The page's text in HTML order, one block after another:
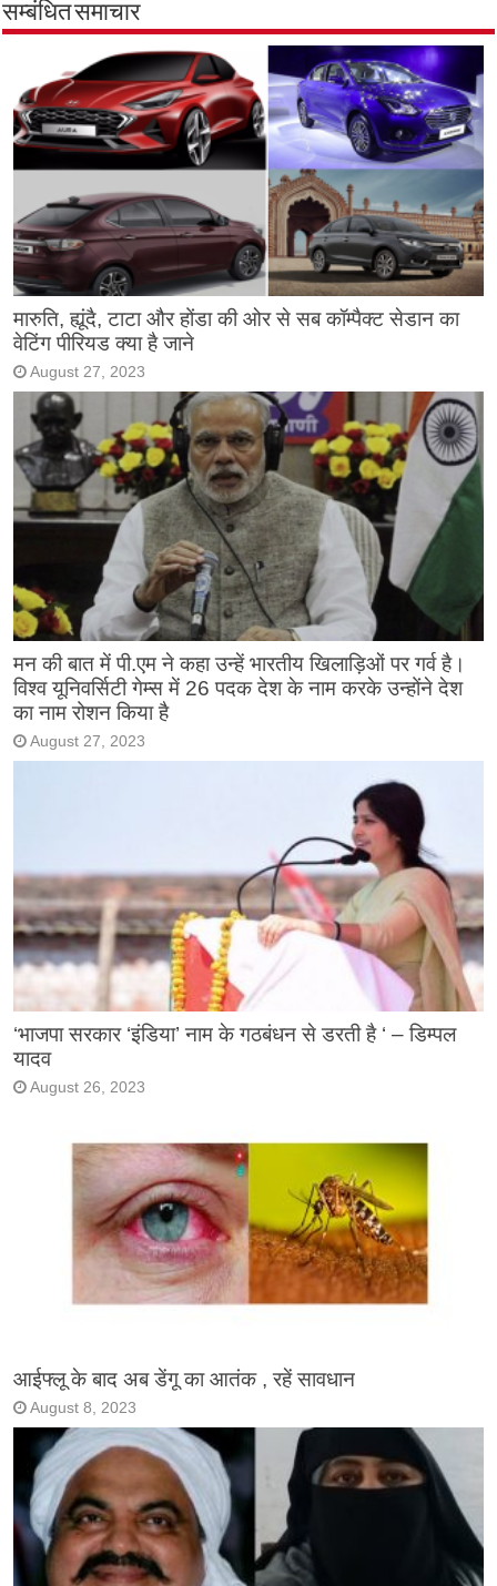
सम्बंधित समाचार
मारुति, ह्यूंदै, टाटा और होंडा की ओर से सब कॉम्पैक्ट सेडान का
वेटिंग पीरियड क्या है जाने
August 27, 2023
मन की बात में पी.एम ने कहा उन्हें भारतीय खिलाड़िओं पर गर्व है।
विश्व यूनिवर्सिटी गेम्स में 26 पदक देश के नाम करके उन्होंने देश
का नाम रोशन किया है
August 27, 2023
‘भाजपा सरकार ‘इंडिया’ नाम के गठबंधन से डरती है ‘ – डिम्पल
यादव
August 26, 2023
आईफ्लू के बाद अब डेंगू का आतंक , रहें सावधान
August 8, 2023